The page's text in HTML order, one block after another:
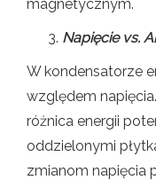
magnetycznym.
Napięcie vs.
W kondensatorze
względem
różnica energii
oddzielonymi
zmianom napięcia